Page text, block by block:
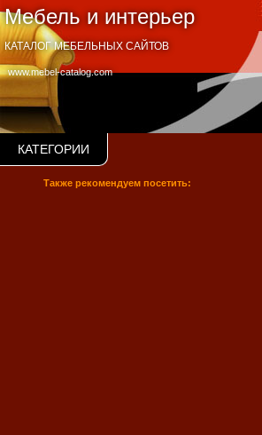
Мебель и интерьер
www.mebel-catalog.com
КАТАЛОГ МЕБЕЛЬНЫХ САЙТОВ
КАТЕГОРИИ
Также рекомендуем посетить: